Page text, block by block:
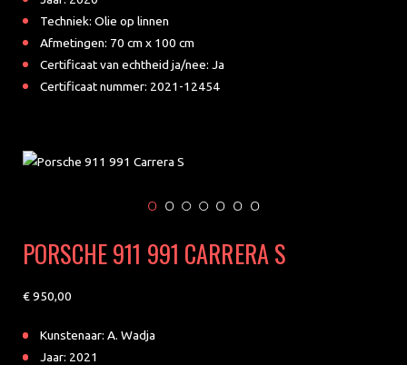
Techniek: Olie op linnen
Afmetingen: 70 cm x 100 cm
Certificaat van echtheid ja/nee: Ja
Certificaat nummer: 2021-12454
PORSCHE 911 991 CARRERA S
950
Kunstenaar: A. Wadja
Jaar: 2021